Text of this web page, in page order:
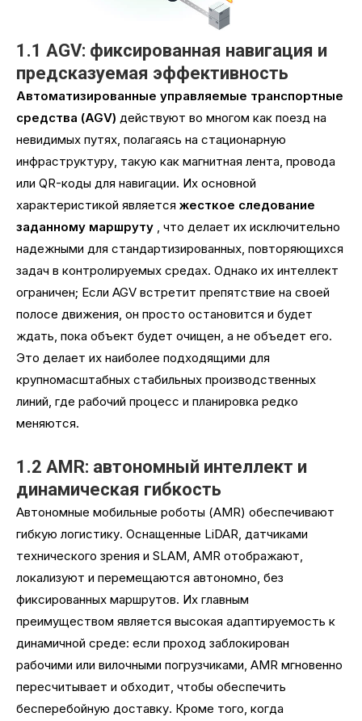
1.1 AGV: фиксированная навигация и
предсказуемая эффективность
Автоматизированные управляемые транспортные
средства (AGV) действуют во многом как поезд на
невидимых путях, полагаясь на стационарную
инфраструктуру, такую ​​​​как магнитная лента, провода
или QR-коды для навигации. Их основной
характеристикой является жесткое следование
заданному маршруту
, что делает их исключительно
надежными для стандартизированных, повторяющихся
задач в контролируемых средах. Однако их интеллект
ограничен; Если AGV встретит препятствие на своей
полосе движения, он просто остановится и будет
ждать, пока объект будет очищен, а не объедет его.
Это делает их наиболее подходящими для
крупномасштабных стабильных производственных
линий, где рабочий процесс и планировка редко
меняются.
1.2 AMR: автономный интеллект и
динамическая гибкость
Автономные мобильные роботы (AMR) обеспечивают
гибкую логистику. Оснащенные LiDAR, датчиками
технического зрения и SLAM, AMR отображают,
локализуют и перемещаются автономно, без
фиксированных маршрутов. Их главным
преимуществом является высокая адаптируемость к
динамичной среде: если проход заблокирован
рабочими или вилочными погрузчиками, AMR мгновенно
пересчитывает и обходит, чтобы обеспечить
бесперебойную доставку. Кроме того, когда